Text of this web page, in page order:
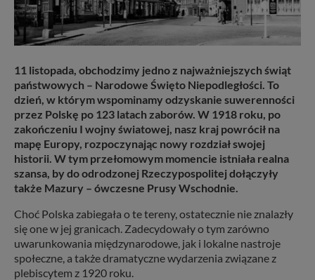
11 listopada, obchodzimy jedno z najważniejszych świąt
państwowych – Narodowe Święto Niepodległości. To
dzień, w którym wspominamy odzyskanie suwerenności
przez Polskę po 123 latach zaborów. W 1918 roku, po
zakończeniu I wojny światowej, nasz kraj powrócił na
mapę Europy, rozpoczynając nowy rozdział swojej
historii. W tym przełomowym momencie istniała realna
szansa, by do odrodzonej Rzeczypospolitej dołączyły
także Mazury – ówczesne Prusy Wschodnie.
Choć Polska zabiegała o te tereny, ostatecznie nie znalazły
się one w jej granicach. Zadecydowały o tym zarówno
uwarunkowania międzynarodowe, jak i lokalne nastroje
społeczne, a także dramatyczne wydarzenia związane z
plebiscytem z 1920 roku.